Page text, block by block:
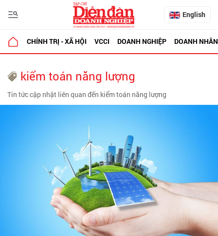
English
CHÍNH TRỊ - XÃ HỘI VCCI DOANH NGHIỆP DOANH NHÂN
kiểm toán năng lượng
Tin tức cập nhật liên quan đến kiểm toán năng lượng